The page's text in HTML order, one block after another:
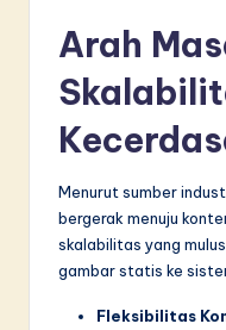
Arah
Menurut sumber
bergerak menuju
skalabilitas yang
gambar statis ke
Fleksibilitas